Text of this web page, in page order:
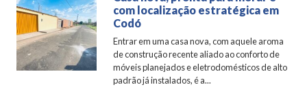
com localização estratégica em
Codó
Entrar em uma casa nova, com aquele aroma
de construção recente aliado ao conforto de
móveis planejados e eletrodomésticos de alto
padrão já instalados, é a...